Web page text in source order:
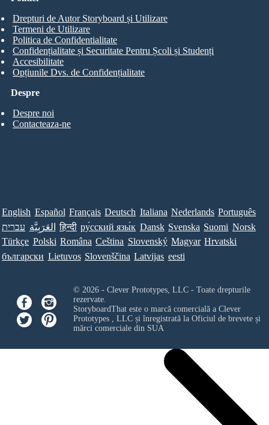
Despre
Despre noi
Contacteaza-ne
Drepturi de Autor Storyboard și Utilizare
Termeni de Utilizare
Politica de Confidentialitate
Confidențialitate și Securitate Pentru Școli și Studenți
Accesibilitate
Opțiunile Dvs. de Confidențialitate
English Español Français Deutsch Italiana Nederlands Português
עברית العَرَبِيَّة हिन्दी ру́сский язы́к Dansk Svenska Suomi Norsk
Türkçe Polski Româna Ceština Slovenský Magyar Hrvatski
български Lietuvos Slovenščina Latvijas eesti
© 2026 - Clever Prototypes, LLC - Toate drepturile
rezervate.
StoryboardThat este o marcă comercială a Clever
Prototypes , LLCși înregistrată la Oficiul de brevete și
mărci comerciale din SUA